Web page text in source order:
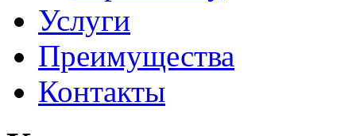
Услуги
Преимущества
Контакты